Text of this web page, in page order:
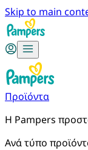
Skip to main
Προϊόντα
Η Pampers
Ανά τύπο